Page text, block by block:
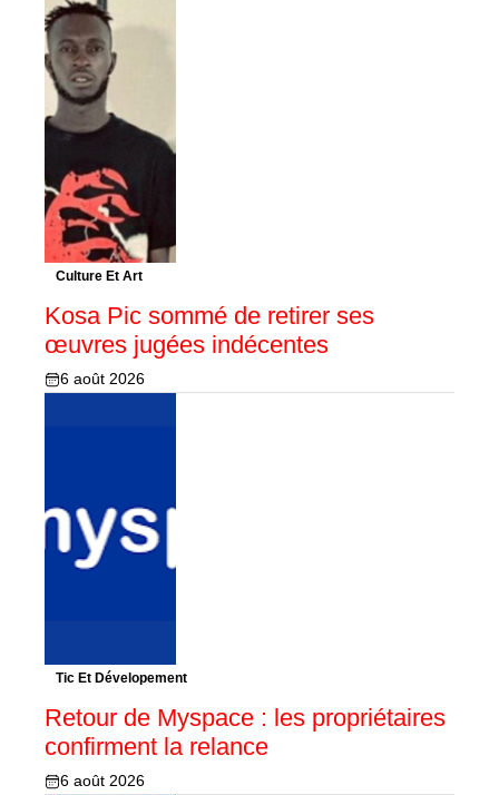
Culture Et Art
Kosa Pic sommé de retirer ses
œuvres jugées indécentes
6 août 2026
Tic Et Dévelopement
Retour de Myspace : les propriétaires
confirment la relance
6 août 2026